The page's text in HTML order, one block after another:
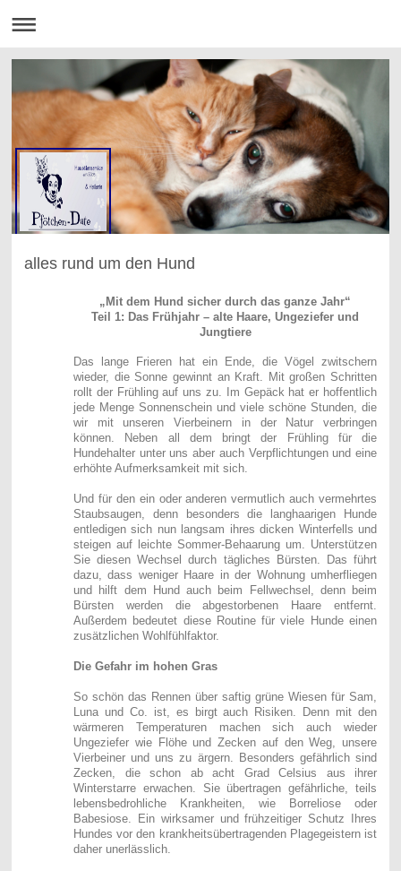
alles rund um den Hund
„Mit dem Hund sicher durch das ganze Jahr“
Teil 1: Das Frühjahr – alte Haare, Ungeziefer und
Jungtiere
Das lange Frieren hat ein Ende, die Vögel zwitschern
wieder, die Sonne gewinnt an Kraft. Mit großen Schritten
rollt der Frühling auf uns zu. Im Gepäck hat er hoffentlich
jede Menge Sonnenschein und viele schöne Stunden, die
wir mit unseren Vierbeinern in der Natur verbringen
können. Neben all dem bringt der Frühling für die
Hundehalter unter uns aber auch Verpflichtungen und eine
erhöhte Aufmerksamkeit mit sich.
Und für den ein oder anderen vermutlich auch vermehrtes
Staubsaugen, denn besonders die langhaarigen Hunde
entledigen sich nun langsam ihres dicken Winterfells und
steigen auf leichte Sommer-Behaarung um. Unterstützen
Sie diesen Wechsel durch tägliches Bürsten. Das führt
dazu, dass weniger Haare in der Wohnung umherfliegen
und hilft dem Hund auch beim Fellwechsel, denn beim
Bürsten werden die abgestorbenen Haare entfernt.
Außerdem bedeutet diese Routine für viele Hunde einen
zusätzlichen Wohlfühlfaktor.
Die Gefahr im hohen Gras
So schön das Rennen über saftig grüne Wiesen für Sam,
Luna und Co. ist, es birgt auch Risiken. Denn mit den
wärmeren Temperaturen machen sich auch wieder
Ungeziefer wie Flöhe und Zecken auf den Weg, unsere
Vierbeiner und uns zu ärgern. Besonders gefährlich sind
Zecken, die schon ab acht Grad Celsius aus ihrer
Winterstarre erwachen. Sie übertragen gefährliche, teils
lebensbedrohliche Krankheiten, wie Borreliose oder
Babesiose. Ein wirksamer und frühzeitiger Schutz Ihres
Hundes vor den krankheitsübertragenden Plagegeistern ist
daher unerlässlich.